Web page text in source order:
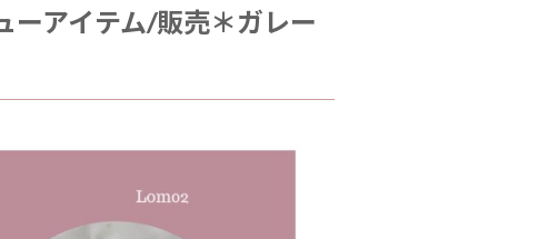
アイテム/販売＊ガレー